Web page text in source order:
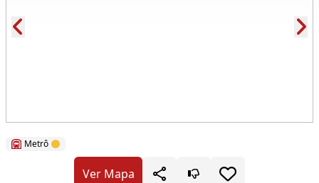
Metrô
Ver Mapa